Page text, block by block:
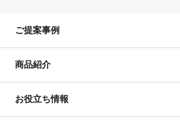
ご提案事例
商品紹介
お役立ち情報